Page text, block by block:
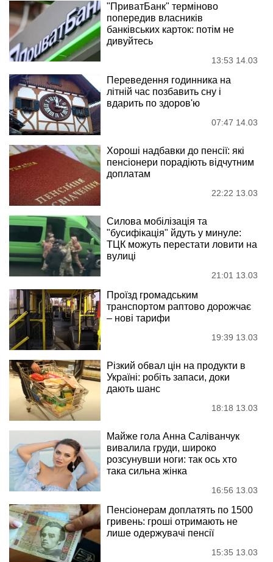
"ПриватБанк" терміново
попередив власників
банківських карток: потім не
дивуйтесь
13:53 14.03
Переведення годинника на
літній час позбавить сну і
вдарить по здоров'ю
07:47 14.03
Хороші надбавки до пенсії: які
пенсіонери порадіють відчутним
доплатам
22:22 13.03
Силова мобілізація та
"бусифікація" йдуть у минуле:
ТЦК можуть перестати ловити на
вулиці
21:01 13.03
Проїзд громадським
транспортом раптово дорожчає
– нові тарифи
19:39 13.03
Різкий обвал цін на продукти в
Україні: робіть запаси, доки
дають шанс
18:18 13.03
Майже гола Анна Саліванчук
вивалила груди, широко
розсунувши ноги: так ось хто
така сильна жінка
16:56 13.03
Пенсіонерам доплатять по 1500
гривень: гроші отримають не
лише одержувачі пенсії
15:35 13.03